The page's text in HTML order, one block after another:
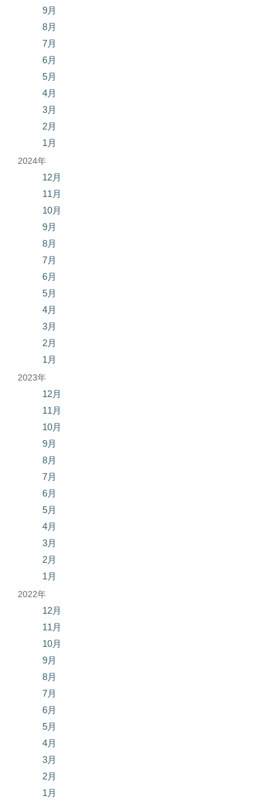
9月
8月
7月
6月
5月
4月
3月
2月
1月
2024年
12月
11月
10月
9月
8月
7月
6月
5月
4月
3月
2月
1月
2023年
12月
11月
10月
9月
8月
7月
6月
5月
4月
3月
2月
1月
2022年
12月
11月
10月
9月
8月
7月
6月
5月
4月
3月
2月
1月